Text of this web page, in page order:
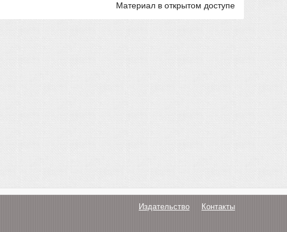
Материал в открытом доступе
Издательство Контакты